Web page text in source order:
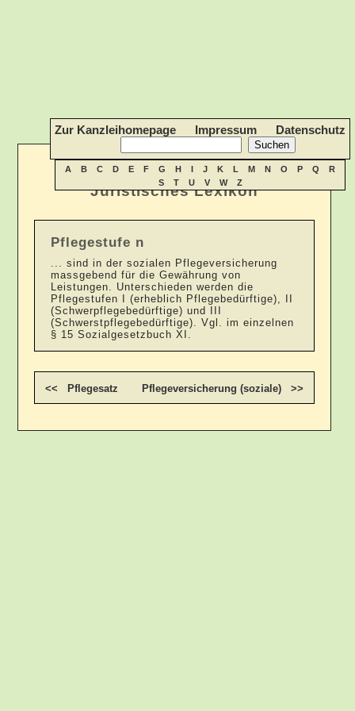
Juristisches Lexikon
Zur Kanzleihomepage Impressum Datenschutz
A B C D E F G H I J K L M N O P Q
R
S
T U V W Z
Pflegestufe n
... sind in der sozialen Pflegeversicherung
massgebend für die Gewährung von
Leistungen. Unterschieden werden die
Pflegestufen I (erheblich Pflegebedürftige), II
(Schwerpflegebedürftige) und III
(Schwerstpflegebedürftige). Vgl. im einzelnen
§ 15 Sozialgesetzbuch XI.
<< Pflegesatz Pflegeversicherung (soziale) >>